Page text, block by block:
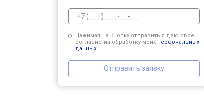
Нажимая на кнопку отправить я даю свое
согласие на обработку моих персональных
данных.
Отправить заявку